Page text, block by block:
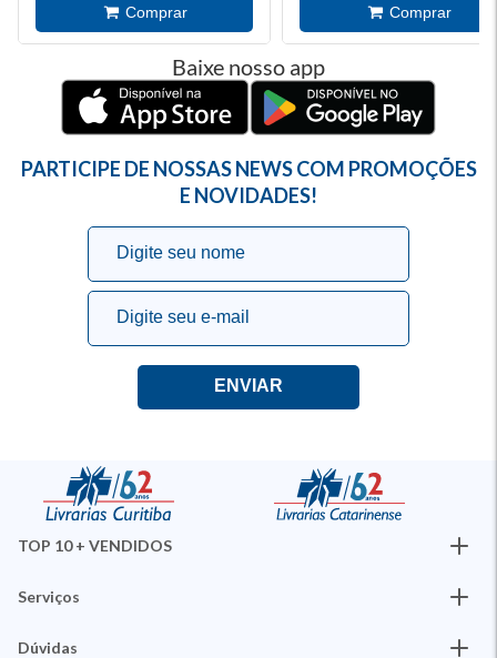
Baixe nosso app
PARTICIPE DE NOSSAS NEWS COM PROMOÇÕES
E NOVIDADES!
TOP 10 + VENDIDOS
Serviços
Dúvidas